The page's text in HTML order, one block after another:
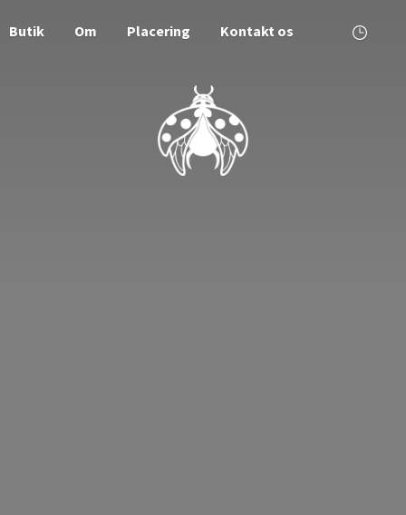
Butik Om Placering Kontakt os